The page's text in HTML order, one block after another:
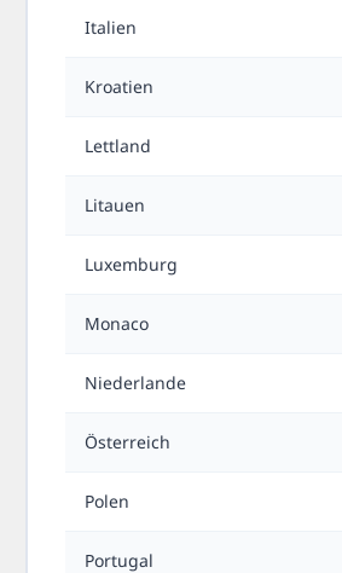
Italien
Kroatien
Lettland
Litauen
Luxemburg
Monaco
Niederlande
Österreich
Polen
Portugal